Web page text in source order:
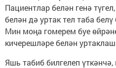
Пациентлар белән генә
белән дә уртак тел таба
Мин моңа гомерем буе
кичерешләре белән
Яшь табиб билгелеп